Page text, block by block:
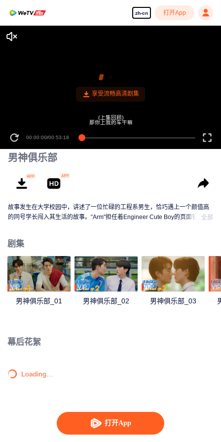
zh-cn 打开App
打开App
享受流畅高清剧集
00:00:00/00:53:18
(上集回顾)
那你上我的车干嘛
男神俱乐部
故事发生在大学校园中，讲述了一位忙碌的工程系男生，恰巧遇上一个颜值高
的同号学长闯入其生活的故事。“Arm"担任着Engineer Cute Boy的页面管理
Yotha，也就是Arm的同号学弟，自告奋勇成为他的室友。最后“倒霉男神”Wine
有这么一个Yotha同号学长，却没有得到他的关心，最后反被他的弟弟Faifa哥
对其关爱有加。
全部
剧集
VIP
男神俱乐部_01
VIP
男神俱乐部_02
VIP
男神俱乐部_03
VIP
幕后花絮
Loading…